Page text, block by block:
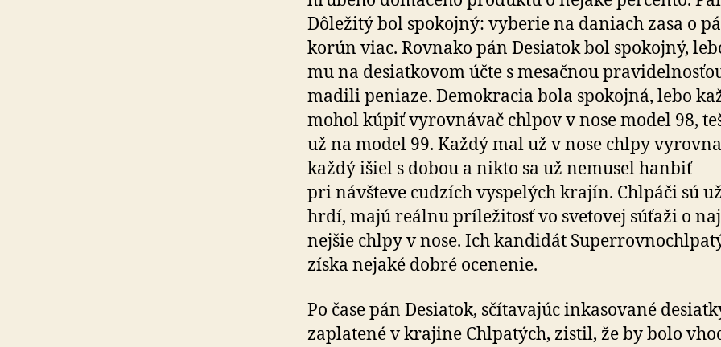
Dôležitý bol spokojný: vyberie na da­niach zasa o
korún viac. Rovnako pán Desiatok bol spo­koj­ný,
mu na de­siat­ko­vom účte s me­sač­nou
ma­di­li peniaze. Demo­kra­cia bola spokojná, lebo
mohol kúpiť vyrovnávač chlpov v nose model 98,
už na model 99. Každý mal už v nose chlpy
každý išiel s dobou a nikto sa už nemusel hanbiť
pri návšteve cudzích vyspelých krajín. Chlpáči sú
hrdí, majú reálnu prí­le­ži­tosť vo sve­to­vej súťaži o
nej­šie chlpy v nose. Ich kan­di­dát
získa nejaké dobré oce­ne­nie.
Po čase pán Desiatok, sčítavajúc inkasované
zaplatené v kra­ji­ne Chlpatých, zistil, že by bolo